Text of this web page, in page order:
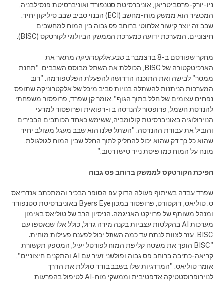
ניו-יורק-פרסביטריאן, אוניברסיטת סטנפורד ואוניברסיטת פנסילבניה,
המכשיר הוא ממשק מוח-מחשב (BCI) הבנוי סביב שבב סיליקון יחיד.
שבב זה יוצר קישור אלחוטי ברוחב פס גבוה בין המוח למחשבים
חיצוניים. המערכת ידועה כמערכת הממשק הביולוגי לקורטקס (BISC).
מחקר שפורסם ב-8 בדצמבר ב טבע אלקטרוניקה מתאר את
הארכיטקטורה של BISC, הכוללת את השתל מבוסס השבבים, "תחנת
ממסר" לבישה ואת התוכנה הדרושה להפעלת הפלטפורמה. "רוב
המערכות הניתנות להשתלה בנויות סביב מיכל של אלקטרוניקה שתופס
נפחים עצומים של חלל בתוך הגוף", אומר קן שפרד, פרופסור משפחתי
להנדסת חשמל, פרופסור להנדסה ביו-רפואית ופרופסור למדעי
הנוירולוגיה באוניברסיטת קולומביה, ששימש כאחד הכותבים הבכירים
והוביל את עבודת ההנדסה. "השתל שלנו הוא שבב מעגל משולב יחיד
שהוא כל כך דק שהוא יכול להחליק לתוך החלל שבין המוח לגולגולת,
מונח על המוח כמו פיסת נייר טישו רטוב."
הפיכת הקורטקס לממשק ברוחב פס גבוה
שפרד עבדה בשיתוף פעולה הדוק עם הסופר הבכיר והמתכתב אנדריאס
ס. טוליאס, דוקטורט, פרופסור במכון Byers Eye באוניברסיטת סטנפורד
ומנהל משותף של פרויקט האניגמה. הניסיון הרב של טוליאס באימון
מערכות AI בהקלטות עצביות בקנה מידה גדול, כולל אלו שנאספו עם
BISC, עזר לצוות לנתח עד כמה השתל יכול לפענח פעילות מוחית.
"BISC הופך את משטח קליפת המוח לפורטל יעיל, המספק תקשורת
קריאה-כתיבה ברוחב פס גבוה ופולשני זעיר עם AI והתקנים חיצוניים",
אומר טוליאס. "המדרגיות שלו בשבב בודד סוללת את הדרך
לנוירופרוסטטיקה אדפטיבית וממשקי מוח-AI לטיפול בהפרעות